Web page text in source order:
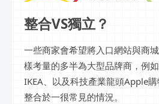
整合VS獨立？
一些商家會希望將入口網站與商
樣考量的多半為大型品牌商，例
IKEA、以及科技產業龍頭Apple
整合於一很常見的情況。